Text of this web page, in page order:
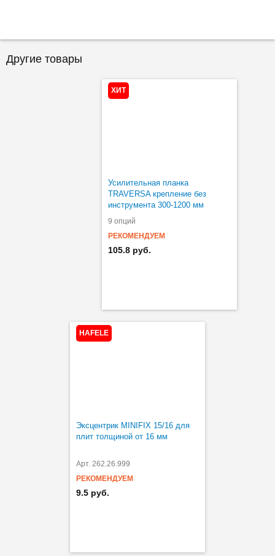
Другие товары
ХИТ
Усилительная планка
TRAVERSA крепление без
инструмента 300-1200 мм
9 опций
РЕКОМЕНДУЕМ
105.8 руб.
HAFELE
Эксцентрик MINIFIX 15/16 для
плит толщиной от 16 мм
Арт. 262.26.999
РЕКОМЕНДУЕМ
9.5 руб.